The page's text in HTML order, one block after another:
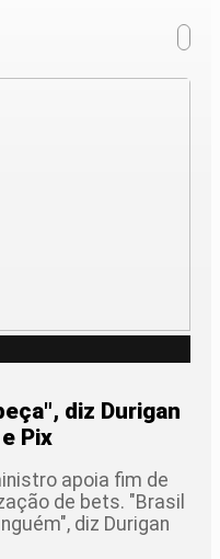
diz Durigan
Pix
apoia fim de
de bets. "Brasil
diz Durigan